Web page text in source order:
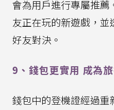
會為用戶進行專屬推薦
友正在玩的新遊戲，
好友對決。
9、錢包更實用 成為
錢包中的登機證經過重